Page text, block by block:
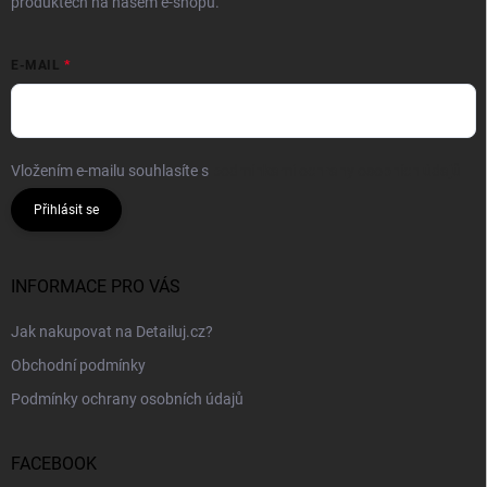
E-MAIL
Vložením e-mailu souhlasíte s
Přihlásit se
INFORMACE PRO VÁS
Jak nakupovat na Detailuj.cz?
Obchodní podmínky
Podmínky ochrany osobních údajů
FACEBOOK